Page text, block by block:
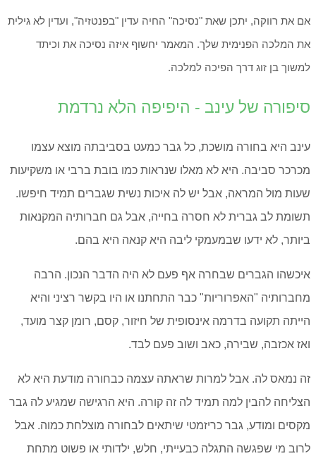
אם את רווקה, יתכן שאת "נסיכה" החיה עדין "בפנטזיה", ועדין לא גילית
את המלכה הפנימית שלך. המאמר יחשוף איזה נסיכה את וכיתד
למשוך בן זוג דרך הפיכה למלכה.
סיפורה של עינב - היפיפה הלא נרדמת
עינב היא בחורה מושכת, כל גבר כמעט בסביבתה מוצא עצמו
מכרכר סביבה. היא לא מאלו שנראות כמו בובת ברבי או משקיעות
שעות מול המראה, אבל יש לה איכות נשית שגברים תמיד חיפשו.
תשומת לב גברית לא חסרה בחייה, אבל גם חברותיה המקנאות
ביותר, לא ידעו שבמעמקי ליבה היא קנאה היא בהם.
איכשהו הגברים שבחרה אף פעם לא היה הדבר הנכון. הרבה
מחברותיה "האפרוריות" כבר התחתנו או היו בקשר רציני והיא
הייתה תקועה בדרמה אינסופית של חיזור, קסם, רומן קצר מועד,
ואז אכזבה, שבירה, כאב ושוב פעם לבד.
זה נמאס לה. אבל למרות שראתה עצמה כבחורה מודעת היא לא
הצליחה להבין למה תמיד לה זה קורה. היא הרגישה שמגיע לה גבר
מקסים ומודע, גבר כריזמטי שיתאים לבחורה מוצלחת כמוה. אבל
לרוב מי שפגשה התגלה כבעייתי, חלש, ילדותי או פשוט מתחת